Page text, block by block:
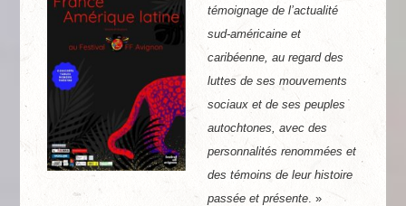
témoignage de l’actualité
sud-américaine et
caribéenne, au regard des
luttes de ses mouvements
sociaux et de ses peuples
autochtones, avec des
personnalités renommées et
des témoins de leur histoire
passée et présente. »